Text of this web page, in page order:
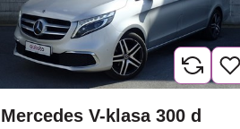
Mercedes V-klasa 300 d